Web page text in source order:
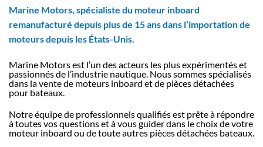
Marine Motors, spécialiste du moteur inboard
remanufacturé depuis plus de 15 ans dans l’importation de
moteurs depuis les États-Unis.
Marine Motors est l’un des acteurs les plus expérimentés et
passionnés de l’industrie nautique. Nous sommes spécialisés
dans la vente de moteurs inboard et de pièces détachées
pour bateaux.
Notre équipe de professionnels qualifiés est prête à répondre
à toutes vos questions et à vous guider dans le choix de votre
moteur inboard ou de toute autres pièces détachées bateaux.